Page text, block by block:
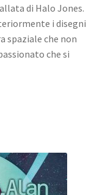
di Halo Jones.
i disegni
spaziale che non
che si